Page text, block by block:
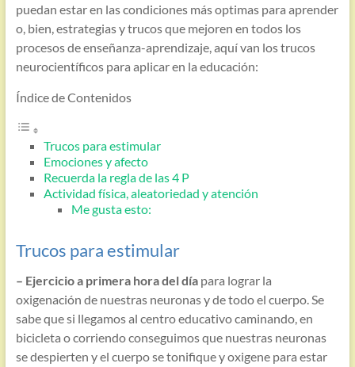
puedan estar en las condiciones más optimas para aprender
o, bien, estrategias y trucos que mejoren en todos los
procesos de enseñanza-aprendizaje, aquí van los trucos
neurocientíficos para aplicar en la educación:
Índice de Contenidos
Trucos para estimular
Emociones y afecto
Recuerda la regla de las 4 P
Actividad física, aleatoriedad y atención
Me gusta esto:
Trucos para estimular
– Ejercicio a primera hora del díapara lograr la
oxigenación de nuestras neuronas y de todo el cuerpo. Se
sabe que si llegamos al centro educativo caminando, en
bicicleta o corriendo conseguimos que nuestras neuronas
se despierten y el cuerpo se tonifique y oxigene para estar